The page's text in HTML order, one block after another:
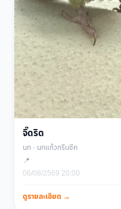
จิ๊ดริด
นก · นกแก้วกรีนชีค
📍
06/08/2569 20:00
ดูรายละเอียด →